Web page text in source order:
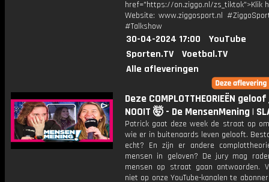
href="https://on.ziggo.nl/zs_tiktok">Klik
Website: www.ziggosport.nl
#Talkshow
30-04-2024 17:00
YouTube
Sporten.TV
Voetbal.TV
Alle afleveringen
Deze COMPLOTTHEORIEËN
NOOIT 🤯 - De MensenMening |
Patrick gaat deze week de straat op
wie er in buitenaards leven gelooft.
echt? En zijn er andere
mensen in geloven? De jury mag
mensen op straat gaan antwoorden.
niet op onze YouTube-kanalen te